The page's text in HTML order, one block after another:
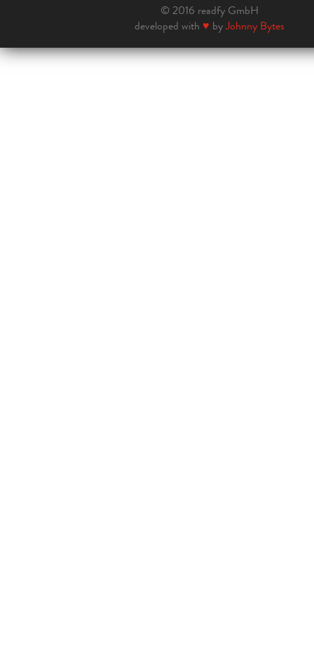
© 2016 readfy GmbH
developed with ♥ byJohnny Bytes